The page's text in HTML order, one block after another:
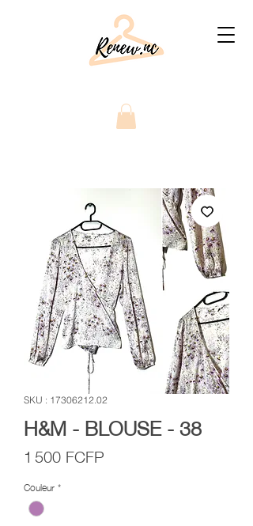
SKU : 17306212.02
H&M - BLOUSE - 38
1 500 FCFP
Couleur*